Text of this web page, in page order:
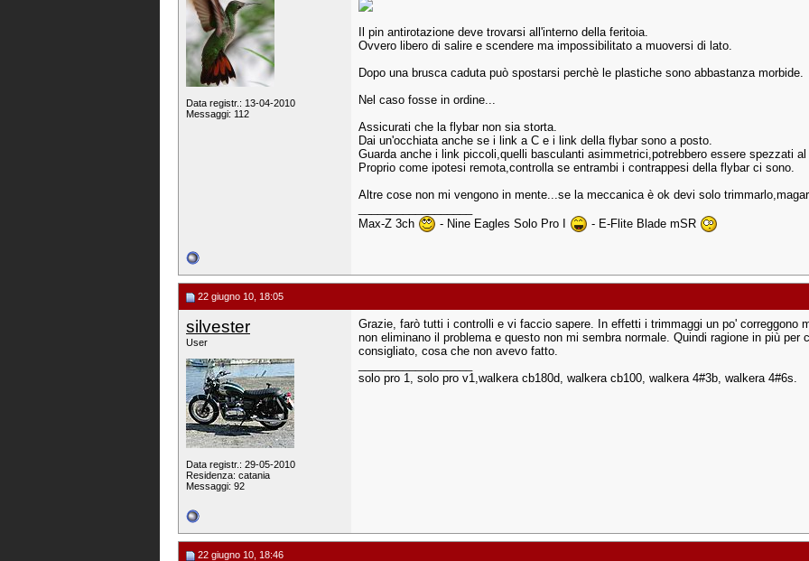
Data registr.: 13-04-2010
Messaggi: 112
Il pin antirotazione deve trovarsi all'interno della feritoia.
Ovvero libero di salire e scendere ma impossibilitato a muoversi di lato.
Dopo una brusca caduta può spostarsi perchè le plastiche sono abbastanza morbide.
Nel caso fosse in ordine...
Assicurati che la flybar non sia storta.
Dai un'occhiata anche se i link a C e i link della flybar sono a posto.
Guarda anche i link piccoli,quelli basculanti asimmetrici,potrebbero essere spezzati
Proprio come ipotesi remota,controlla se entrambi i contrappesi della flybar ci sono.
Altre cose non mi vengono in mente...se la meccanica è ok devi solo
Max-Z 3ch
- Nine Eagles Solo Pro I - E-Flite Blade mSR
22 giugno 10, 18:05
silvester
User
Data registr.: 29-05-2010
Residenza: catania
Messaggi: 92
Grazie, farò tutti i controlli e vi faccio sapere. In effetti i trimmaggi un po' correggono
non eliminano il problema e questo non mi sembra normale. Quindi ragione in più per
consigliato, cosa che non avevo fatto.
solo pro 1, solo pro v1,walkera cb180d, walkera cb100, walkera 4#3b, walkera 4#6s.
22 giugno 10, 18:46